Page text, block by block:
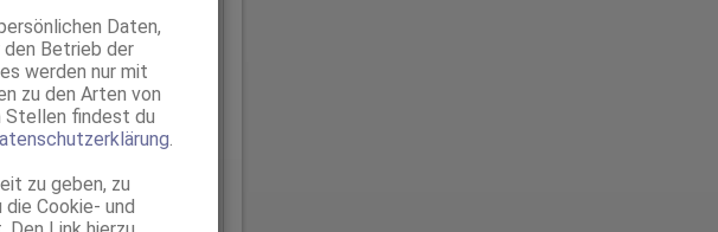
Daten,
Betrieb der
werden nur mit
zu den Arten von
Stellen findest du
zu geben, zu
Cookie- und
wellig